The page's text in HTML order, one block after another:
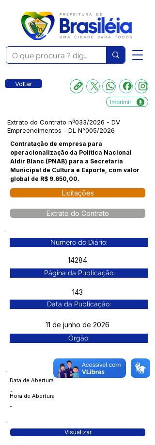
Voltar
Imprimir
Extrato do Contrato nº033/2026 - DV
Empreendimentos - DL N°005/2026
Contratação de empresa para
operacionalização da Política Nacional
Aldir Blanc (PNAB) para a Secretaria
Municipal de Cultura e Esporte, com valor
global de R$ 9.650,00.
Licitações
Extrato do Contrato
Número do Diário:
14284
Página da Publicação:
143
Data da Publicação:
11 de junho de 2026
Órgão:
Data de Abertura
-
Hora de Abertura
-
Visualizar